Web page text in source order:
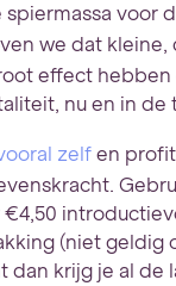
voor
we dat kleine,
effect hebben
nu en in de
zelf en
€4,50
(niet geldig
dan krijg je al de